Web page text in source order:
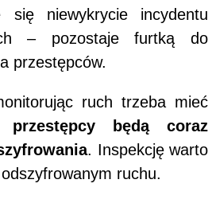
się niewykrycie incydentu
– pozostaje furtką do
przestępców.
ruch trzeba mieć
przestępcy będą coraz
. Inspekcję warto
ruchu.